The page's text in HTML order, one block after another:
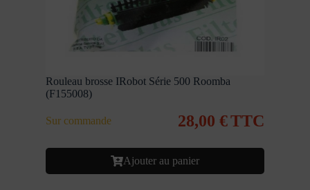
Rouleau brosse IRobot Série 500 Roomba
(F155008)
Sur commande 28,00 €TTC
Ajouter au panier